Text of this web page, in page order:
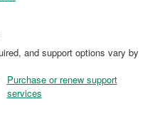
and support options vary by
Purchase or renew support
services